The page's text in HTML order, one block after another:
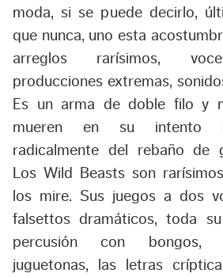
moda, si se puede decirlo,
que nunca, uno esta
arreglos rarísimos,
producciones extremas,
Es un arma de doble filo y
mueren en su intento
radicalmente del rebaño de
Los Wild Beasts son
los mire. Sus juegos a dos
falsettos dramáticos, toda
percusión con bongos,
juguetonas, las letras